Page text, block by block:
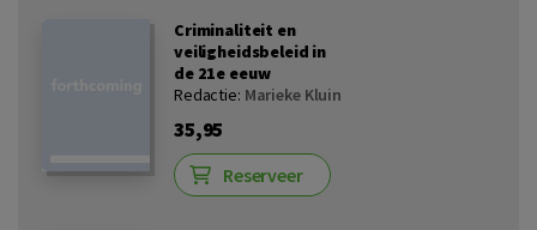
Criminaliteit en
veiligheidsbeleid in
de 21e eeuw
Redactie: Marieke Kluin
35,95
Reserveer